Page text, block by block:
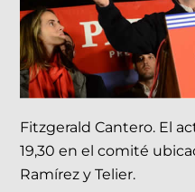
Fitzgerald Cantero. El
19,30 en el comité
Ramírez y Telier.